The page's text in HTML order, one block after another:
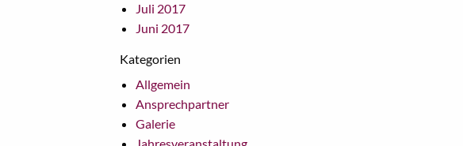
Juli 2017
Juni 2017
Kategorien
Allgemein
Ansprechpartner
Galerie